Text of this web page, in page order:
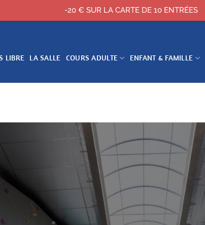
LIBRE LA SALLE COURS ADULTE ENFANT & FAMILLE
-20 € SUR LA CARTE DE 10 ENTRÉES